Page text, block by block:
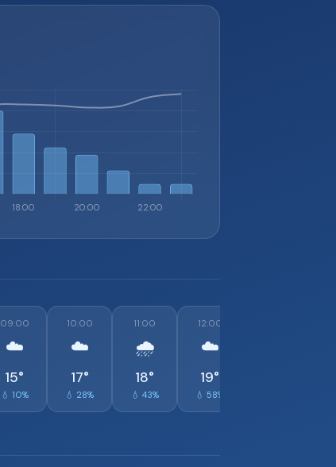
09:00
☁️
15°
💧 10%
10:00
☁️
17°
💧 28%
11:00
🌧️
18°
💧 43%
12:00
☁️
19°
💧 58%